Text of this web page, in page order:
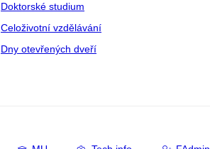
Doktorské studium
Celoživotní vzdělávání
Dny otevřených dveří